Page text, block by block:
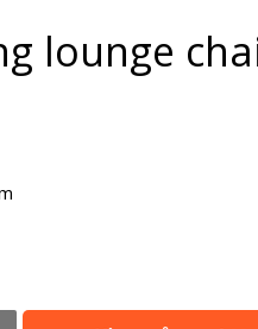
lounge